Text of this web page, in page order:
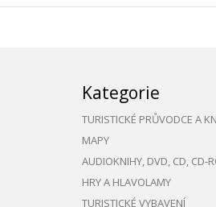
Kategorie
TURISTICKÉ PRŮVODCE A
MAPY
AUDIOKNIHY, DVD, CD, CD-
HRY A HLAVOLAMY
TURISTICKÉ VYBAVENÍ